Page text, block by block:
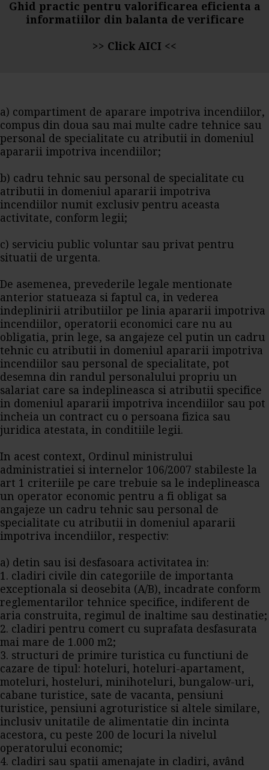
Ghid practic pentru valorificarea eficienta a
informatiilor din balanta de verificare
>> Click AICI <<
a) compartiment de aparare impotriva incendiilor,
compus din doua sau mai multe cadre tehnice sau
personal de specialitate cu atributii in domeniul
apararii impotriva incendiilor;
b) cadru tehnic sau personal de specialitate cu
atributii in domeniul apararii impotriva
incendiilor numit exclusiv pentru aceasta
activitate, conform legii;
c) serviciu public voluntar sau privat pentru
situatii de urgenta.
De asemenea, prevederile legale mentionate
anterior statueaza si faptul ca, in vederea
indeplinirii atributiilor pe linia apararii impotriva
incendiilor, operatorii economici care nu au
obligatia, prin lege, sa angajeze cel putin un cadru
tehnic cu atributii in domeniul apararii impotriva
incendiilor sau personal de specialitate, pot
desemna din randul personalului propriu un
salariat care sa indeplineasca si atributii specifice
in domeniul apararii impotriva incendiilor sau pot
incheia un contract cu o persoana fizica sau
juridica atestata, in conditiile legii.
In acest context, Ordinul ministrului
administratiei si internelor 106/2007 stabileste la
art 1 criteriile pe care trebuie sa le indeplineasca
un operator economic pentru a fi obligat sa
angajeze un cadru tehnic sau personal de
specialitate cu atributii in domeniul apararii
impotriva incendiilor, respectiv:
a) detin sau isi desfasoara activitatea in:
1. cladiri civile din categoriile de importanta
exceptionala si deosebita (A/B), incadrate conform
reglementarilor tehnice specifice, indiferent de
aria construita, regimul de inaltime sau destinatie;
2. cladiri pentru comert cu suprafata desfasurata
mai mare de 1.000 m2;
3. structuri de primire turistica cu functiuni de
cazare de tipul: hoteluri, hoteluri-apartament,
moteluri, hosteluri, minihoteluri, bungalow-uri,
cabane turistice, sate de vacanta, pensiuni
turistice, pensiuni agroturistice si altele similare,
inclusiv unitatile de alimentatie din incinta
acestora, cu peste 200 de locuri la nivelul
operatorului economic;
4. cladiri sau spatii amenajate in cladiri, având